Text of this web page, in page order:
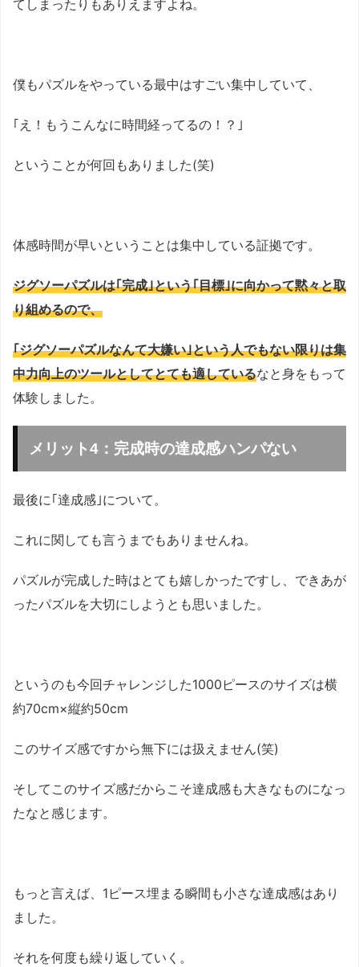
てしまったりもありえますよね。
僕もパズルをやっている最中はすごい集中していて、
｢え！もうこんなに時間経ってるの！？｣
ということが何回もありました(笑)
体感時間が早いということは集中している証拠です。
ジグソーパズルは｢完成｣という｢目標｣に向かって黙々と取
り組めるので、
｢ジグソーパズルなんて大嫌い｣という人でもない限りは集
中力向上のツールとしてとても適しているなと身をもって
体験しました。
メリット4：完成時の達成感ハンパない
最後に｢達成感｣について。
これに関しても言うまでもありませんね。
パズルが完成した時はとても嬉しかったですし、できあが
ったパズルを大切にしようとも思いました。
というのも今回チャレンジした1000ピースのサイズは横
約70cm×縦約50cm
このサイズ感ですから無下には扱えません(笑)
そしてこのサイズ感だからこそ達成感も大きなものになっ
たなと感じます。
もっと言えば、1ピース埋まる瞬間も小さな達成感はあり
ました。
それを何度も繰り返していく。